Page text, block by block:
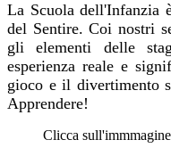
La Scuola dell'Infanzia
del Sentire. Coi nostri
gli elementi delle
esperienza reale e
gioco e il divertimento
Apprendere!
Clicca